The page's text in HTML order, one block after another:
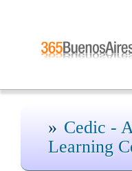
Cedic -
Learning